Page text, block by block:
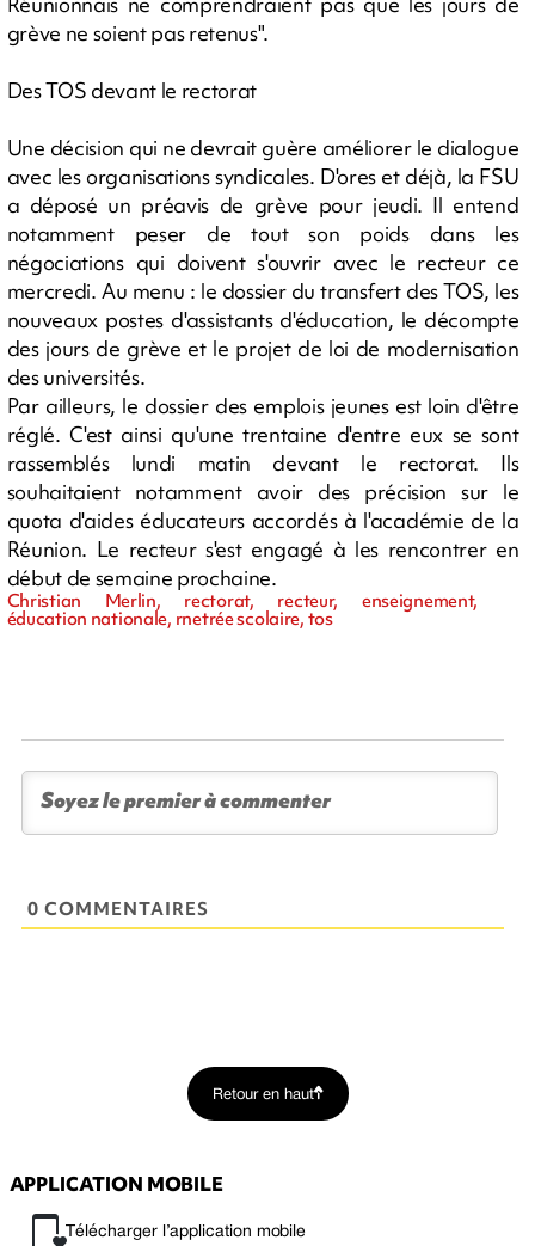
grève ne soient pas retenus".
Des TOS devant le rectorat
Une décision qui ne devrait guère améliorer le dialogue
avec les organisations syndicales. D'ores et déjà, la FSU
a déposé un préavis de grève pour jeudi. Il entend
notamment peser de tout son poids dans les
négociations qui doivent s'ouvrir avec le recteur ce
mercredi. Au menu : le dossier du transfert des TOS, les
nouveaux postes d'assistants d'éducation, le décompte
des jours de grève et le projet de loi de modernisation
des universités.
Par ailleurs, le dossier des emplois jeunes est loin d'être
réglé. C'est ainsi qu'une trentaine d'entre eux se sont
rassemblés lundi matin devant le rectorat. Ils
souhaitaient notamment avoir des précision sur le
quota d'aides éducateurs accordés à l'académie de la
Réunion. Le recteur s'est engagé à les rencontrer en
début de semaine prochaine.
Christian Merlin, rectorat, recteur, enseignement,
éducation nationale, rnetrée scolaire, tos
0 COMMENTAIRES
Retour en haut
APPLICATION MOBILE
Télécharger l’application mobile